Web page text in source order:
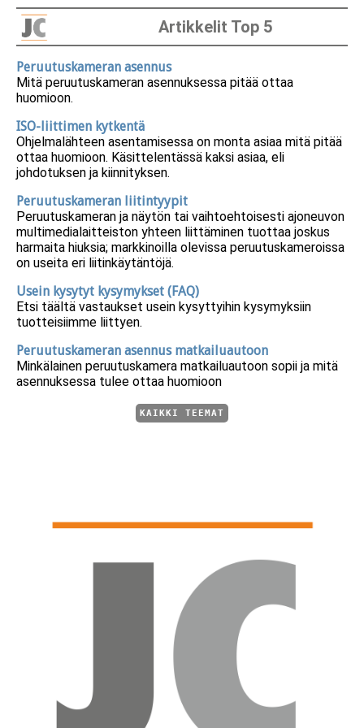
Artikkelit Top 5
Peruutuskameran asennus
Mitä peruutuskameran asennuksessa pitää ottaa
huomioon.
ISO-liittimen kytkentä
Ohjelmalähteen asentamisessa on monta asiaa mitä pitää
ottaa huomioon. Käsittelentässä kaksi asiaa, eli
johdotuksen ja kiinnityksen.
Peruutuskameran liitintyypit
Peruutuskameran ja näytön tai vaihtoehtoisesti ajoneuvon
multimedialaitteiston yhteen liittäminen tuottaa joskus
harmaita hiuksia; markkinoilla olevissa peruutuskameroissa
on useita eri liitinkäytäntöjä.
Usein kysytyt kysymykset (FAQ)
Etsi täältä vastaukset usein kysyttyihin kysymyksiin
tuotteisiimme liittyen.
Peruutuskameran asennus matkailuautoon
Minkälainen peruutuskamera matkailuautoon sopii ja mitä
asennuksessa tulee ottaa huomioon
KAIKKI TEEMAT